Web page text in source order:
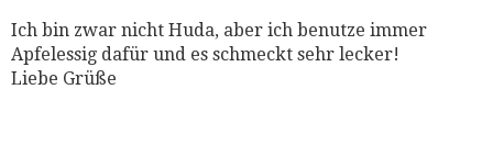
Ich bin zwar nicht Huda, aber ich benutze immer
Apfelessig dafür und es schmeckt sehr lecker!
Liebe Grüße